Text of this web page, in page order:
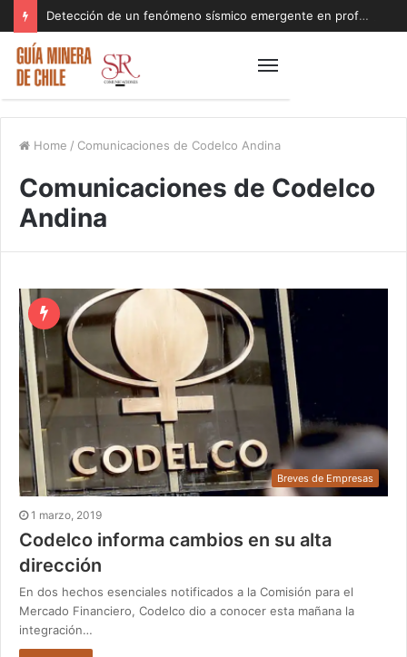
Detección de un fenómeno sísmico emergente en profundidad con riesgos diferentes a los conocidos paraliza Andes Norte
Home / Comunicaciones de Codelco Andina
Comunicaciones de Codelco
Andina
Breves de Empresas
1 marzo, 2019
Codelco informa cambios en su alta
dirección
En dos hechos esenciales notificados a la Comisión para el
Mercado Financiero, Codelco dio a conocer esta mañana la
integración…